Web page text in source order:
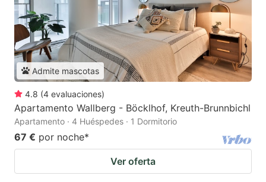
Admite mascotas
4.8 (4 evaluaciones)
Apartamento Wallberg - Böcklhof, Kreuth-Brunnbichl
Apartamento · 4 Huéspedes · 1 Dormitorio
67 € por noche*
Ver oferta